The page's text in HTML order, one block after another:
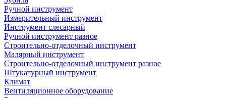
Ручной инструмент
Измерительный инструмент
Инструмент слесарный
Ручной инструмент разное
Строительно-отделочный инструмент
Малярный инструмент
Строительно-отделочный инструмент разное
Штукатурный инструмент
Климат
Вентиляционное оборудование